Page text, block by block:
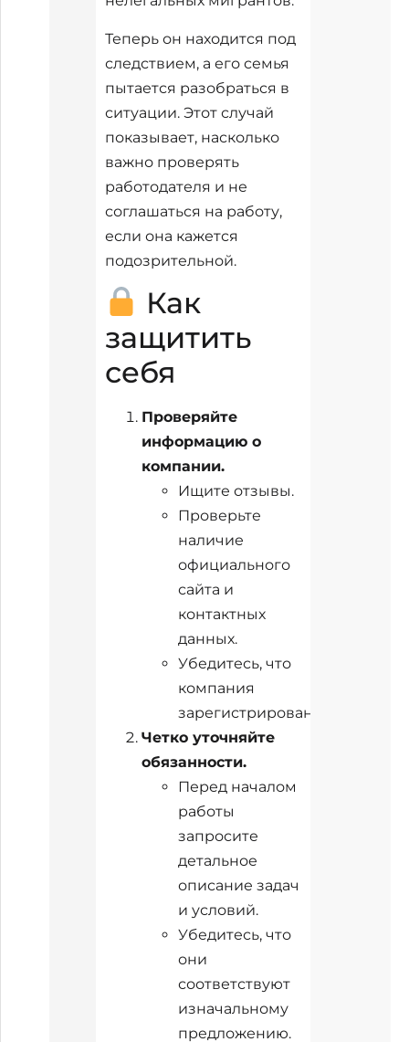
Теперь он находится под
следствием, а его семья
пытается разобраться в
ситуации. Этот случай
показывает, насколько
важно проверять
работодателя и не
соглашаться на работу,
если она кажется
подозрительной.
Как
защитить
себя
Проверяйте
информацию о
компании.
Ищите отзывы.
Проверьте
наличие
официального
сайта и
контактных
данных.
Убедитесь, что
компания
зарегистрирована.
Четко уточняйте
обязанности.
Перед началом
работы
запросите
детальное
описание задач
и условий.
Убедитесь, что
они
соответствуют
изначальному
предложению.